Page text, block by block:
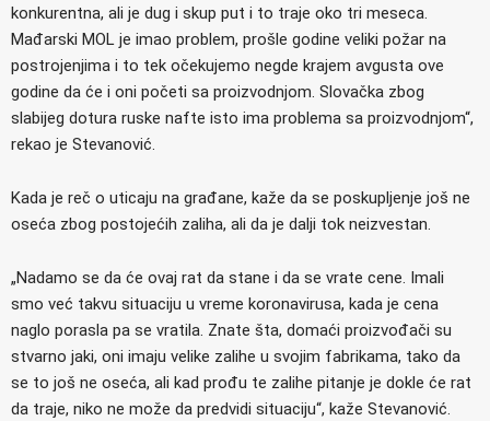
konkurentna, ali je dug i skup put i to traje oko tri meseca.
Mađarski MOL je imao problem, prošle godine veliki požar na
postrojenjima i to tek očekujemo negde krajem avgusta ove
godine da će i oni početi sa proizvodnjom. Slovačka zbog
slabijeg dotura ruske nafte isto ima problema sa proizvodnjom“,
rekao je Stevanović.
Kada je reč o uticaju na građane, kaže da se poskupljenje još ne
oseća zbog postojećih zaliha, ali da je dalji tok neizvestan.
„Nadamo se da će ovaj rat da stane i da se vrate cene. Imali
smo već takvu situaciju u vreme koronavirusa, kada je cena
naglo porasla pa se vratila. Znate šta, domaći proizvođači su
stvarno jaki, oni imaju velike zalihe u svojim fabrikama, tako da
se to još ne oseća, ali kad prođu te zalihe pitanje je dokle će rat
da traje, niko ne može da predvidi situaciju“, kaže Stevanović.